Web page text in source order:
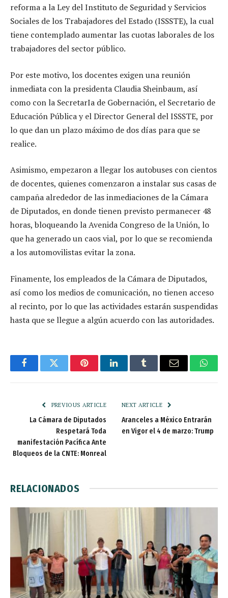
reforma a la Ley del Instituto de Seguridad y Servicios
Sociales de los Trabajadores del Estado (ISSSTE), la cual
tiene contemplado aumentar las cuotas laborales de los
trabajadores del sector público.
Por este motivo, los docentes exigen una reunión
inmediata con la presidenta Claudia Sheinbaum, así
como con la SecretarIa de Gobernación, el Secretario de
Educación Pública y el Director General del ISSSTE, por
lo que dan un plazo máximo de dos días para que se
realice.
Asimismo, empezaron a llegar los autobuses con cientos
de docentes, quienes comenzaron a instalar sus casas de
campaña alrededor de las inmediaciones de la Cámara
de Diputados, en donde tienen previsto permanecer 48
horas, bloqueando la Avenida Congreso de la Unión, lo
que ha generado un caos vial, por lo que se recomienda
a los automovilistas evitar la zona.
Finamente, los empleados de la Cámara de Diputados,
así como los medios de comunicación, no tienen acceso
al recinto, por lo que las actividades estarán suspendidas
hasta que se llegue a algún acuerdo con las autoridades.
FacebookTwitter PinterestLinkedInTumblr Email
PREVIOUS ARTICLE
La Cámara de Diputados
Respetará Toda
manifestación Pacífica Ante
Bloqueos de la CNTE: Monreal
NEXT ARTICLE
Aranceles a México Entrarán
en Vigor el 4 de marzo: Trump
RELACIONADOS